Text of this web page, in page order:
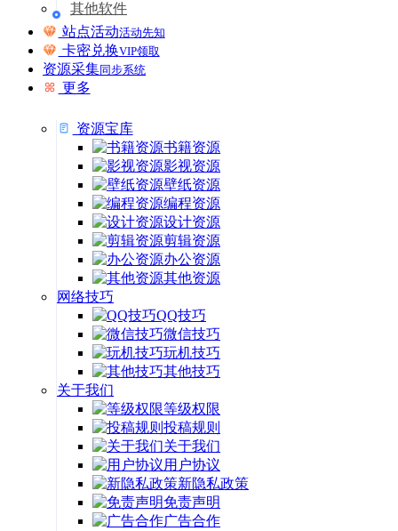
其他软件
站点活动活动先知
卡密兑换VIP领取
资源采集同步系统
更多
资源宝库
书籍资源
影视资源
壁纸资源
编程资源
设计资源
剪辑资源
办公资源
其他资源
网络技巧
QQ技巧
微信技巧
玩机技巧
其他技巧
关于我们
等级权限
投稿规则
关于我们
用户协议
新隐私政策
免责声明
广告合作